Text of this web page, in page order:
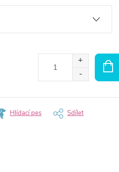
Hlídací pes Sdílet